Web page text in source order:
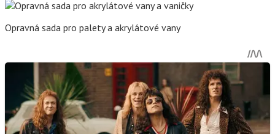
Opravná sada pro palety a akrylátové vany